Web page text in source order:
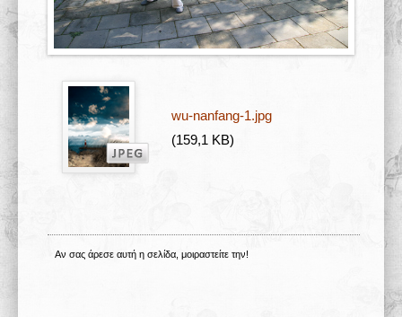
wu-nanfang-1.jpg
(159,1 KB)
Αν σας άρεσε αυτή η σελίδα, μοιραστείτε την!